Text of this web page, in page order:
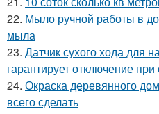
22. Мыло ручной работы в
мыла
23. Датчик сухого хода для
гарантирует отключение
24. Окраска деревянного
всего сделать